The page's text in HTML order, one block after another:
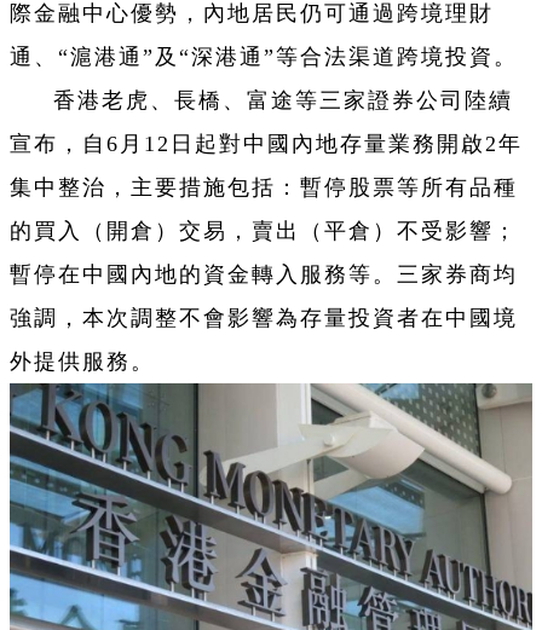
際金融中心優勢，內地居民仍可通過跨境理財
通、“滬港通”及“深港通”等合法渠道跨境投資。
香港老虎、長橋、富途等三家證券公司陸續
宣布，自6月12日起對中國內地存量業務開啟2年
集中整治，主要措施包括：暫停股票等所有品種
的買入（開倉）交易，賣出（平倉）不受影響；
暫停在中國內地的資金轉入服務等。三家券商均
強調，本次調整不會影響為存量投資者在中國境
外提供服務。